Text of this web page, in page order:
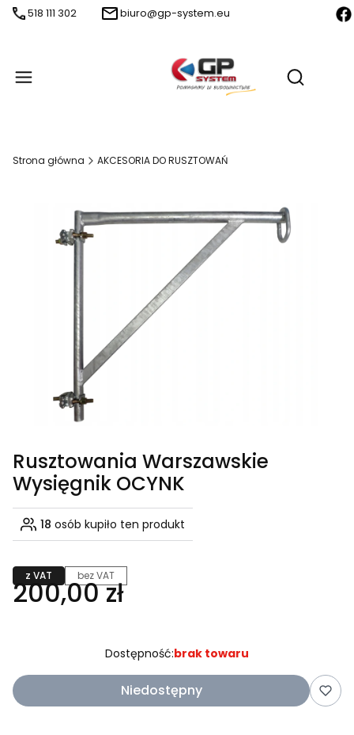
518 111 302 biuro@gp-system.eu
Otwórz
Strona główna AKCESORIA DO RUSZTOWAŃ
Rusztowania Warszawskie
Wysięgnik OCYNK
18 osób kupiło ten produkt
z VAT bez VAT
200,00 zł
Dostępność:brak towaru
Niedostępny